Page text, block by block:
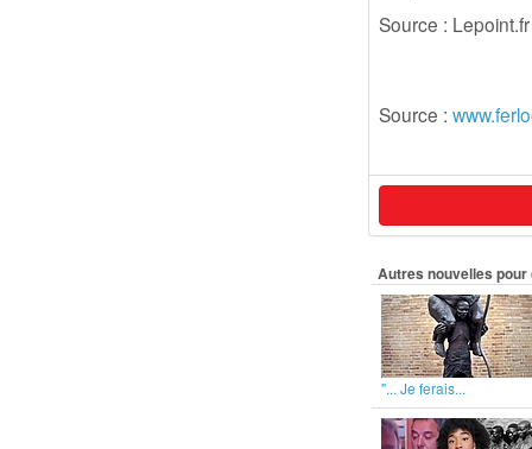
Source : Lepoint.fr
Source :
Autres nouvelles
"... Je ferais...